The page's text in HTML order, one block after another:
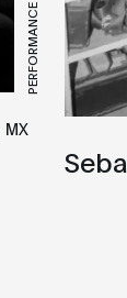
PERFORMANCE
MX